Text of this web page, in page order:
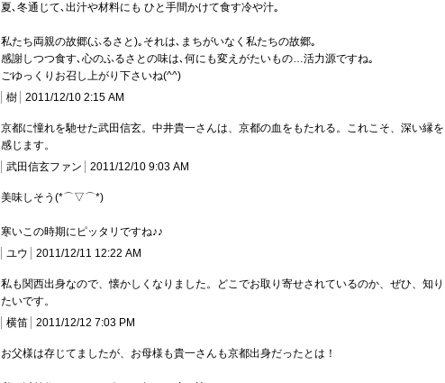
夏､冬通じて､出汁や材料にも ひと手間かけて食す冷や汁｡
私たち両親の故郷(ふるさと)｡それは､まちがいなく私たちの故郷｡
感謝しつつ食す､心のふるさとの味は､何にも変えがたいもの…活力源ですね｡
ごゆっくりお召し上がり下さいね(^^)
樹
2011/12/10 2:15 AM
京都に憧れを馳せた武田信玄。中井貴一さんは、京都の血をもたれる。これこそ、深い縁を
感じます。
武田信玄ファン
2011/12/10 9:03 AM
美味しそう(*⌒▽⌒*)
寒いこの時期にピッタリですね♪♪
ユウ
2011/12/11 12:22 AM
私も関西出身なので、懐かしくなりました。どこでお取り寄せされているのか、ぜひ、知り
たいです。
横笛
2011/12/12 7:03 PM
お父様は存じてましたが、お母様も貴一さんも京都出身だったとは！